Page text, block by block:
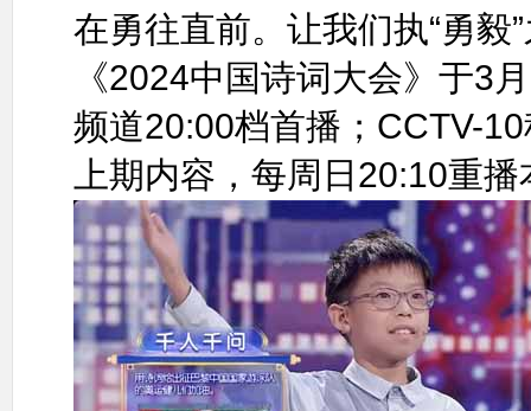
在勇往直前。让我们执“勇毅
《2024中国诗词大会》于3
频道20:00档首播；CCTV-
上期内容，每周日20:10重